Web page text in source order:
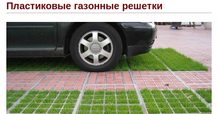
Пластиковые газонные решетки